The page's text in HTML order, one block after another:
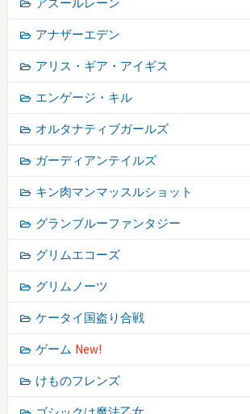
アナザーエデン
アリス・ギア・アイギス
エンゲージ・キル
オルタナティブガールズ
ガーディアンテイルズ
キン肉マンマッスルショット
グランブルーファンタジー
グリムエコーズ
グリムノーツ
ケータイ国盗り合戦
ゲーム New!
けものフレンズ